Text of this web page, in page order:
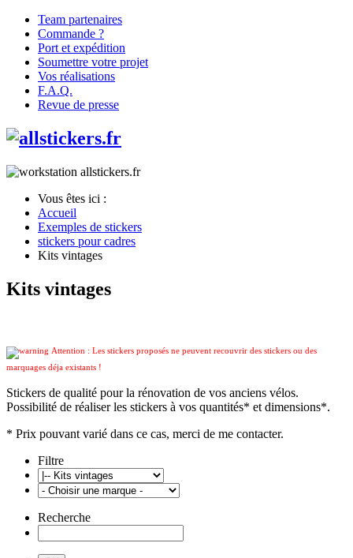
Team partenaires
Commande ?
Port et expédition
Soumettre votre projet
Vos réalisations
F.A.Q.
Revue de presse
Vous êtes ici :
Accueil
Exemples de stickers
stickers pour cadres
Kits vintages
Kits vintages
Attention : Les stickers proposés ne peuvent recouvrir des stickers ou des
marquages déja existants !
Stickers de qualité pour la rénovation de vos anciens vélos.
Possibilité de réaliser les stickers à vos quantités* et dimensions*.
* Prix pouvant varié dans ce cas, merci de me contacter.
Filtre
Recherche